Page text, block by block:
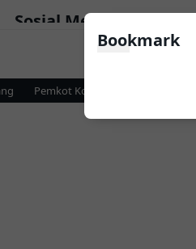
Sosial Media
Pemkot Kotamobagu dan KPP
Bookmark